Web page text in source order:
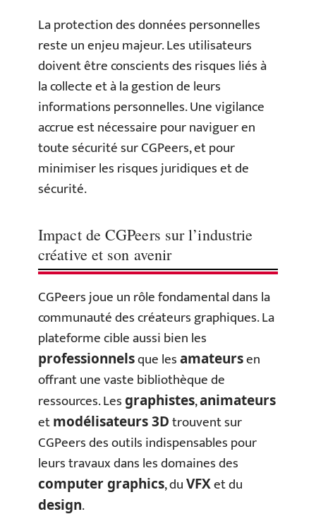
La protection des données personnelles
reste un enjeu majeur. Les utilisateurs
doivent être conscients des risques liés à
la collecte et à la gestion de leurs
informations personnelles. Une vigilance
accrue est nécessaire pour naviguer en
toute sécurité sur CGPeers, et pour
minimiser les risques juridiques et de
sécurité.
Impact de CGPeers sur l’industrie
créative et son avenir
CGPeers joue un rôle fondamental dans la
communauté des créateurs graphiques. La
plateforme cible aussi bien les
professionnelsque lesamateursen
offrant une vaste bibliothèque de
ressources. Lesgraphistes,animateurs
etmodélisateurs 3Dtrouvent sur
CGPeers des outils indispensables pour
leurs travaux dans les domaines des
computer graphics, duVFXet du
design.